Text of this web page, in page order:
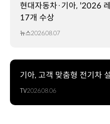
현대자동차·기아, '2026
17개 수상
뉴스2026.08.07
기아, 고객 맞춤형 전기차
TV2026.08.06